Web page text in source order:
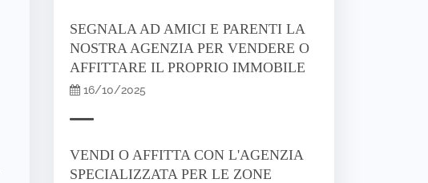
SEGNALA AD AMICI E PARENTI LA
NOSTRA AGENZIA PER VENDERE O
AFFITTARE IL PROPRIO IMMOBILE
16/10/2025
VENDI O AFFITTA CON L'AGENZIA
SPECIALIZZATA PER LE ZONE